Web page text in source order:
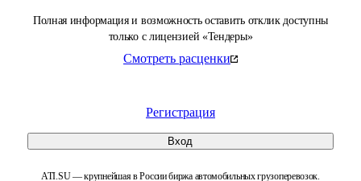
Полная информация и возможность оставить отклик доступны
только с лицензией «Тендеры»
Смотреть расценки
Регистрация
Вход
ATI.SU — крупнейшая в России биржа автомобильных грузоперевозок.